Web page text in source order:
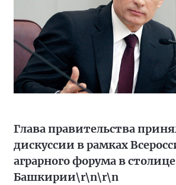
Глава правительства
дискуссии в рамках
аграрного форума в столице
Башкирии\r\n\r\n